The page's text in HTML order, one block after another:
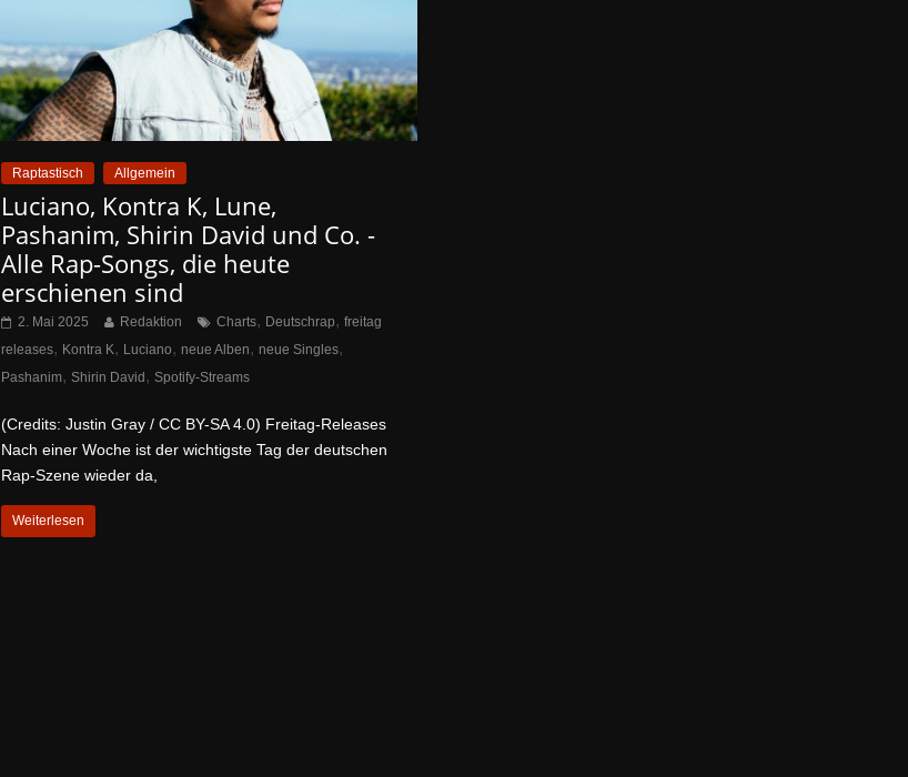
Raptastisch Allgemein
Luciano, Kontra K, Lune,
Pashanim, Shirin David und Co. -
Alle Rap-Songs, die heute
erschienen sind
2. Mai 2025 Redaktion Charts, Deutschrap,freitag
releases, Kontra K, Luciano, neue Alben, neue Singles,
Pashanim, Shirin David, Spotify-Streams
(Credits: Justin Gray / CC BY-SA 4.0) Freitag-Releases
Nach einer Woche ist der wichtigste Tag der deutschen
Rap-Szene wieder da,
Weiterlesen